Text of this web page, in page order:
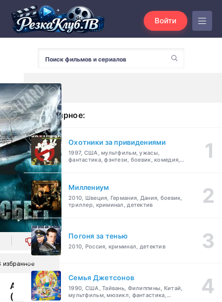
Войти
0
избранное
Айсберг
(2010)
Популярное:
Охотники за привидениями
1997, США, мультфильм, ужасы,
фантастика, фэнтези, боевик, комедия,
Миллениум
2010, Швеция, Германия, Дания, боевик,
триллер, криминал, детектив
Погоня за тенью
2010, Россия, криминал, детектив
Семья Джетсонов
1990, США, Тайвань, Филиппины, Китай,
мультфильм, мюзикл, фантастика,